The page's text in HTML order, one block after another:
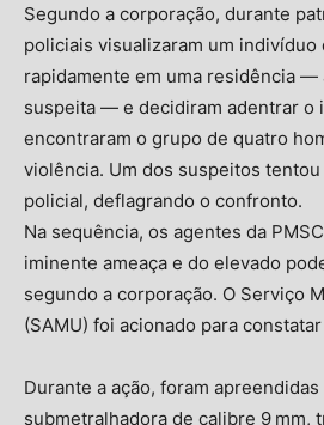
Segundo a corporação, durante
policiais visualizaram um indivíduo
rapidamente em uma residência
suspeita — e decidiram adentrar o
encontraram o grupo de quatro
violência. Um dos suspeitos
policial, deflagrando o confronto.
Na sequência, os agentes da
iminente ameaça e do elevado
segundo a corporação. O Serviço
(SAMU) foi acionado para
Durante a ação, foram
submetralhadora de calibre 9 mm,